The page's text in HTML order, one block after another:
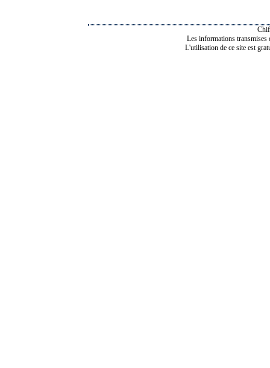
Les informations transmises
L'utilisation de ce site est